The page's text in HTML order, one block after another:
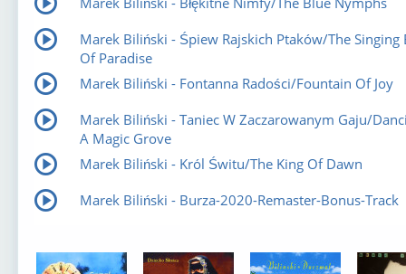
Marek Biliński - Śpiew Rajskich Ptaków/The Singing
Of Paradise
Marek Biliński - Fontanna Radości/Fountain Of Joy
Marek Biliński - Taniec W Zaczarowanym Gaju/
A Magic Grove
Marek Biliński - Król Świtu/The King Of Dawn
Marek Biliński - Burza-2020-Remaster-Bonus-Track